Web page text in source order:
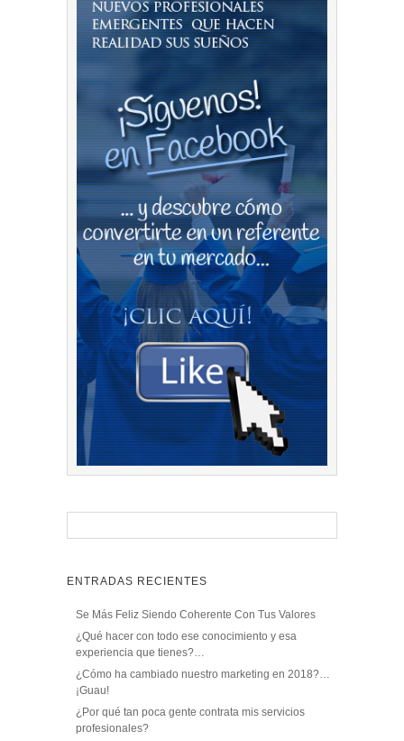
ENTRADAS RECIENTES
Se Más Feliz Siendo Coherente Con Tus Valores
¿Qué hacer con todo ese conocimiento y esa
experiencia que tienes?…
¿Cómo ha cambiado nuestro marketing en 2018?…
¡Guau!
¿Por qué tan poca gente contrata mis servicios
profesionales?